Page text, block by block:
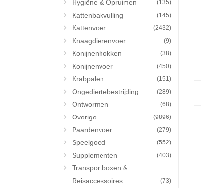
Hygiëne & Opruimen (135)
Kattenbakvulling (145)
Kattenvoer (2432)
Knaagdierenvoer (9)
Konijnenhokken (38)
Konijnenvoer (450)
Krabpalen (151)
Ongediertebestrijding (289)
Ontwormen (68)
Overige (9896)
Paardenvoer (279)
Speelgoed (552)
Supplementen (403)
Transportboxen &
Reisaccessoires
(73)